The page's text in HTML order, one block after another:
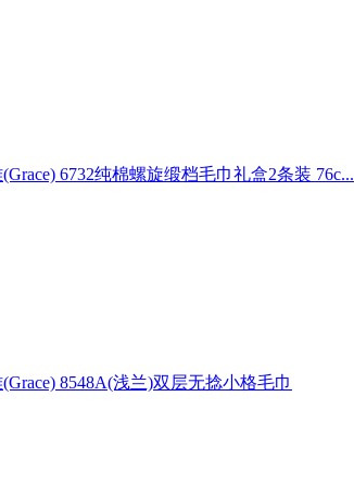
6732纯棉螺旋缎档毛巾礼盒2条装 76c...
8548A(浅兰)双层无捻小格毛巾